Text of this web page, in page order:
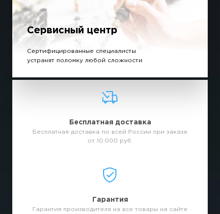
Сервисный центр
Сертифицированные специалисты
устранят поломку любой сложности
Бесплатная доставка
Бесплатная доставка по всей России при заказе
от 10.000 руб.
Гарантия
Гарантия производителя на все товары на сайте